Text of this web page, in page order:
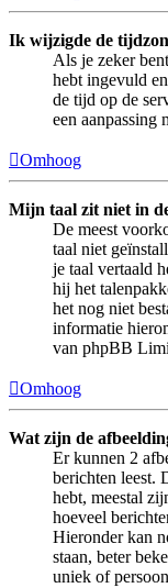
Ik wijzigde de
Als je zeker
hebt ingevuld
de tijd op de
een aanpassing
Omhoog
Mijn taal zit niet in
De meest
taal niet
je taal vertaald
hij het
het nog niet
informatie
van phpBB
Omhoog
Wat zijn de
Er kunnen 2
berichten leest.
hebt, meestal
hoeveel
Hieronder kan
staan, beter
uniek of